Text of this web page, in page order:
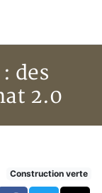
des
2.0
des
Construction verte